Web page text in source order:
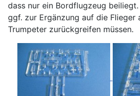
dass nur ein Bordflugzeug
ggf. zur Ergänzung auf die Flieger
Trumpeter zurückgreifen müssen.